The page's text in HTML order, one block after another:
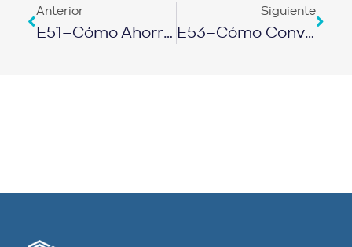
Anterior
E51–Cómo Ahorrar En Los Materiales De Construcción
Siguiente
E53–Cómo Convertir Las Limitaciones En Abundancia Y Carisma